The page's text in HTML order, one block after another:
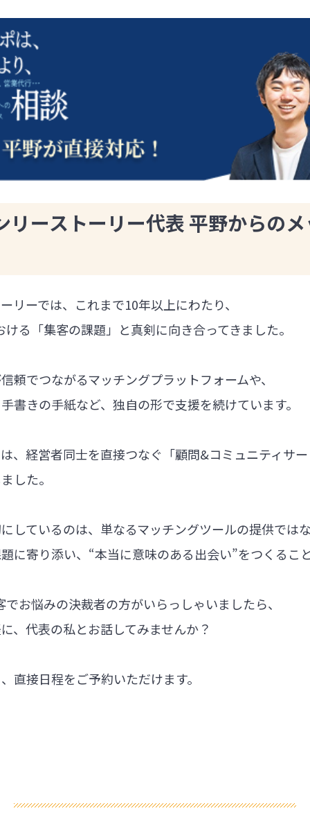
リーストーリー代表 平野からの
リーでは、これまで10年以上にわたり、
る「集客の課題」と真剣に向き合ってきました。
頼でつながるマッチングプラットフォームや、
書きの手紙など、独自の形で支援を続けています。
、経営者同士を直接つなぐ「顧問&コミュニティサ
した。
しているのは、単なるマッチングツールの提供では
に寄り添い、“本当に意味のある出会い”をつくるこ
お悩みの決裁者の方がいらっしゃいましたら、
、代表の私とお話してみませんか？
直接日程をご予約いただけます。